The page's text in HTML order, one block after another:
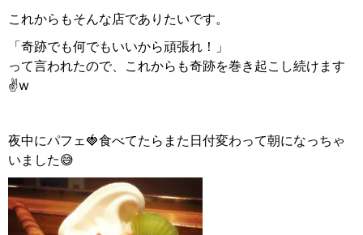
これからもそんな店でありたいです。
「奇跡でも何でもいいから頑張れ！」
って言われたので、これからも奇跡を巻き起こし続けます
✌️w
夜中にパフェ🍓食べてたらまた日付変わって朝になっちゃ
いました😅